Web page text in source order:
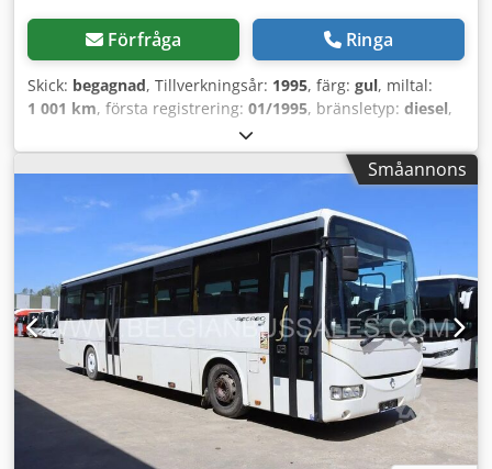
Förfråga Ringa
Skick: begagnad, Tillverkningsår: 1995, färg: gul, miltal:
1 001 km, första registrering: 01/1995, bränsletyp: diesel,
annan
Dsdpfopiu U Esx Ab Dskr Påbyggnad: Avtagbar ram med
hydraulikstation och sadelplatta, Mercedes Benz V8-motor.
UPPGIFTER OM TILLBEHÖR UTAN GARANTI, med
reservation för ändringar, mellanförsäljning och fel!
Småannons